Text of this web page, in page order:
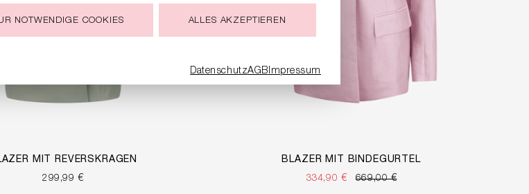
MIT REVERSKRAGEN
299,99 €
BLAZER MIT BINDEGÜRTEL
334,90 €
669,00 €
NOTWENDIGE COOKIES ALLES AKZEPTIEREN
DatenschutzAGBImpressum